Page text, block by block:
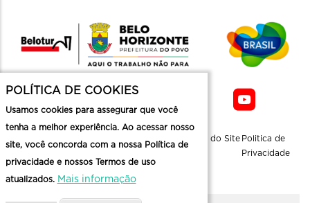
Mapa do Site Politica de
Privacidade
POLÍTICA DE COOKIES
Usamos cookies para assegurar que você
tenha a melhor experiência. Ao acessar nosso
site, você concorda com a nossa Política de
privacidade e nossos Termos de uso
atualizados. Mais informação